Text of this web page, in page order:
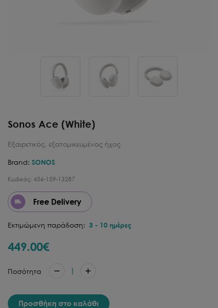
Sonos Ace (White)
Εξαιρετικός, εξατομικευμένος ήχος
Brand: SONOS
Κωδικός: 456-159-13287
Free Delivery
Εκτιμώμενη παράδοση: 3 - 10 ημέρες
449.00€
Ποσότητα 1
Προσθήκη στο καλάθι